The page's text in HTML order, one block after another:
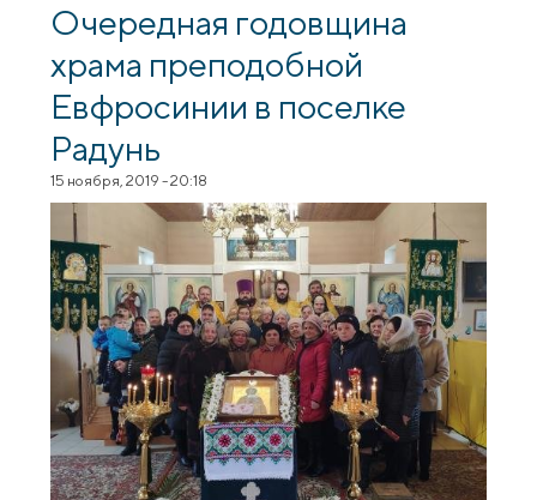
Очередная годовщина
храма преподобной
Евфросинии в поселке
Радунь
15 ноября, 2019 - 20:18